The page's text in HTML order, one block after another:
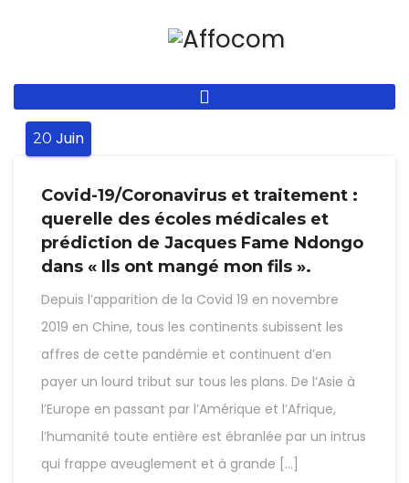
20 Juin
Covid-19/Coronavirus et traitement :
querelle des écoles médicales et
prédiction de Jacques Fame Ndongo
dans « Ils ont mangé mon fils ».
Depuis l’apparition de la Covid 19 en novembre
2019 en Chine, tous les continents subissent les
affres de cette pandémie et continuent d’en
payer un lourd tribut sur tous les plans. De l’Asie à
l’Europe en passant par l’Amérique et l’Afrique,
l’humanité toute entière est ébranlée par un intrus
qui frappe aveuglement et à grande […]